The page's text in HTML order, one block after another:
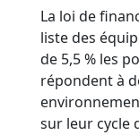
La loi de
liste des
de 5,5 % les
répondent à
sur leur cycle